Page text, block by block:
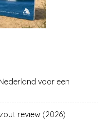
voor een
review (2026)